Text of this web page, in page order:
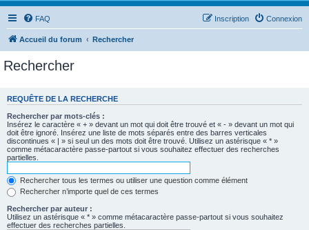
FAQ Connexion
Inscription
Accueil du forum Rechercher
Rechercher
REQUÊTE DE LA RECHERCHE
Rechercher par mots-clés :
Insérez le caractère « + » devant un mot qui doit être trouvé et « - » devant un mot qui
doit être ignoré. Insérez une liste de mots séparés entre des barres verticales
discontinues « | » si seul un des mots doit être trouvé. Utilisez un astérisque « * »
comme métacaractère passe-partout si vous souhaitez effectuer des recherches
partielles.
Rechercher tous les termes ou utiliser une question comme élément
Rechercher n’importe quel de ces termes
Rechercher par auteur :
Utilisez un astérisque « * » comme métacaractère passe-partout si vous souhaitez
effectuer des recherches partielles.